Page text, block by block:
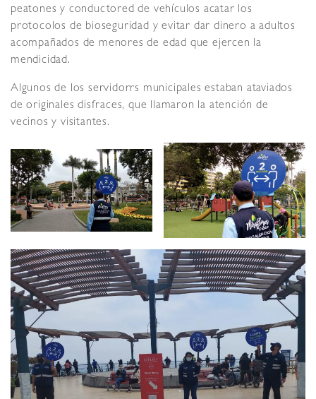
peatones y conductored de vehículos acatar los
protocolos de bioseguridad y evitar dar dinero a adultos
acompañados de menores de edad que ejercen la
mendicidad.
Algunos de los servidorrs municipales estaban ataviados
de originales disfraces, que llamaron la atención de
vecinos y visitantes.